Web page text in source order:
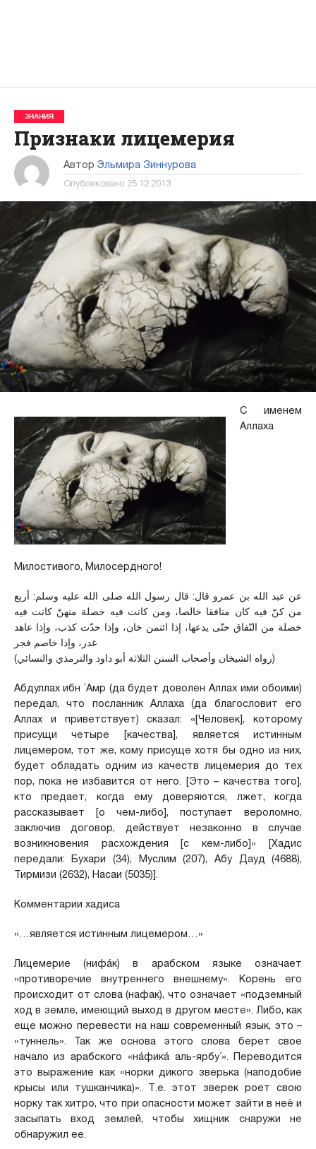
ЗНАНИЯ
Признаки лицемерия
Автор Эльмира Зиннурова
Опубликовано 25.12.2013
С именем
Аллаха
Милостивого, Милосердного!
عن عبد الله بن عمرو قال: قال رسول الله صلى الله عليه وسلم: أربع
من كنّ فيه كان منافقا خالصا، ومن كانت فيه خصلة منهنّ كانت فيه
خصلة من النّفاق حتّى يدعها، إذا ائتمن خان، وإذا حدّث كذب، وإذا عاهد
غدر، وإذا خاصم فجر
(رواه الشيخان وأصحاب السنن الثلاثة أبو داود والترمذي والنسائي)
Абдуллах ибн `Амр (да будет доволен Аллах ими обоими)
передал, что посланник Аллаха (да благословит его
Аллах и приветствует) сказал: «[Человек], которому
присущи четыре [качества], является истинным
лицемером, тот же, кому присуще хотя бы одно из них,
будет обладать одним из качеств лицемерия до тех
пор, пока не избавится от него. [Это – качества того],
кто предает, когда ему доверяются, лжет, когда
рассказывает [о чем-либо], поступает вероломно,
заключив договор, действует незаконно в случае
возникновения расхождения [с кем-либо]» [Хадис
передали: Бухари (34), Муслим (207), Абу Дауд (4688),
Тирмизи (2632), Насаи (5035)].
Комментарии хадиса
«…является истинным лицемером…»
Лицемерие (нифáк) в арабском языке означает
«противоречие внутреннего внешнему». Корень его
происходит от слова (нафак), что означает «подземный
ход в земле, имеющий выход в другом месте». Либо, как
еще можно перевести на наш современный язык, это –
«туннель». Так же основа этого слова берет свое
начало из арабского «нáфикá аль-ярбу´». Переводится
это выражение как «норки дикого зверька (наподобие
крысы или тушканчика)». Т.е. этот зверек роет свою
норку так хитро, что при опасности может зайти в неё и
засыпать вход землей, чтобы хищник снаружи не
обнаружил ее.